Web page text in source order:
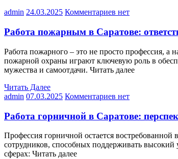
admin 24.03.2025 Комментариев нет
Работа пожарным в Саратове:
Работа пожарного – это не просто профессия,
пожарной охраны играют ключевую роль в
мужества и самоотдачи. Читать далее
Читать Далее
admin 07.03.2025 Комментариев нет
Работа горничной в Саратове:
Профессия горничной остается
сотрудников, способных поддерживать
сферах: Читать далее